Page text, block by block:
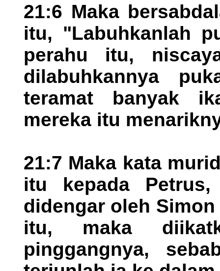
21:6 Maka
itu, "Labuhkanlah
perahu itu,
dilabuhkannya
teramat banyak
mereka itu
21:7 Maka kata
itu kepada
didengar oleh
itu, maka
pinggangnya,